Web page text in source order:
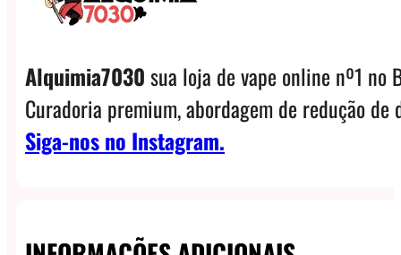
Alquimia7030sua loja de vape online nº1 no
Curadoria premium, abordagem de redução
Siga-nos no Instagram.